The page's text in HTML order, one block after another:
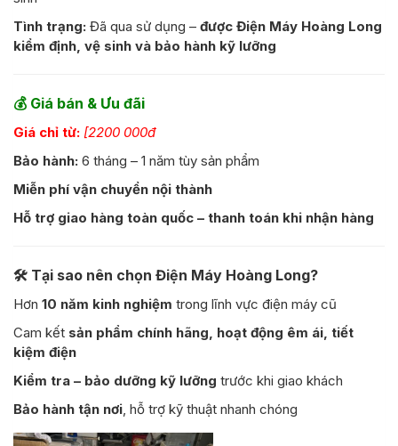
Tình trạng: Đã qua sử dụng – được Điện Máy Hoàng Long
kiểm định, vệ sinh và bảo hành kỹ lưỡng
💰 Giá bán & Ưu đãi
Giá chỉ từ: [2200 000đ
Bảo hành: 6 tháng – 1 năm tùy sản phẩm
Miễn phí vận chuyển nội thành
Hỗ trợ giao hàng toàn quốc – thanh toán khi nhận hàng
🛠️ Tại sao nên chọn Điện Máy Hoàng Long?
Hơn 10 năm kinh nghiệm trong lĩnh vực điện máy cũ
Cam kết sản phẩm chính hãng, hoạt động êm ái, tiết
kiệm điện
Kiểm tra – bảo dưỡng kỹ lưỡng trước khi giao khách
Bảo hành tận nơi, hỗ trợ kỹ thuật nhanh chóng